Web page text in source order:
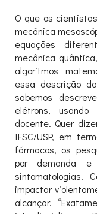
O que os
mecânica
equações
mecânica
algoritmos
essa descrição
sabemos
elétrons,
docente. Quer
IFSC/USP, em
fármacos, os
por demanda e
sintomatologias.
impactar
alcançar.